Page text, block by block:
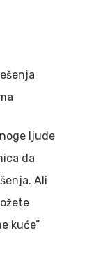
ljude
da
Ali
kuće”